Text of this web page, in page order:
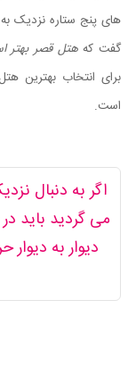
های پنج ستاره نزدیک
گفت کههتل قصر بهتر
برای انتخاب بهترین
است.
می گردید باید
دیوار به